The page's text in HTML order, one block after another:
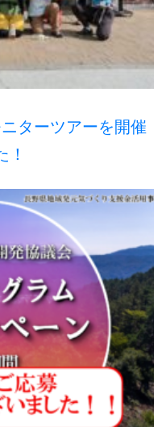
ターツアーを開催
！